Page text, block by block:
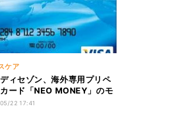
ケア
ィセゾン、海外専用プリペ
ード「NEO MONEY」のモ
募集
22 17:41